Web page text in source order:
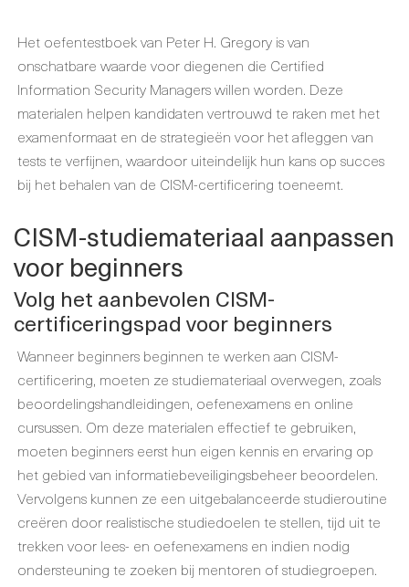
Het oefentestboek van Peter H. Gregory is van
onschatbare waarde voor diegenen die Certified
Information Security Managers willen worden. Deze
materialen helpen kandidaten vertrouwd te raken met het
examenformaat en de strategieën voor het afleggen van
tests te verfijnen, waardoor uiteindelijk hun kans op succes
bij het behalen van de CISM-certificering toeneemt.
CISM-studiemateriaal aanpassen
voor beginners
Volg het aanbevolen CISM-
certificeringspad voor beginners
Wanneer beginners beginnen te werken aan CISM-
certificering, moeten ze studiemateriaal overwegen, zoals
beoordelingshandleidingen, oefenexamens en online
cursussen. Om deze materialen effectief te gebruiken,
moeten beginners eerst hun eigen kennis en ervaring op
het gebied van informatiebeveiligingsbeheer beoordelen.
Vervolgens kunnen ze een uitgebalanceerde studieroutine
creëren door realistische studiedoelen te stellen, tijd uit te
trekken voor lees- en oefenexamens en indien nodig
ondersteuning te zoeken bij mentoren of studiegroepen.